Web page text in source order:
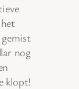
nog
klopt!